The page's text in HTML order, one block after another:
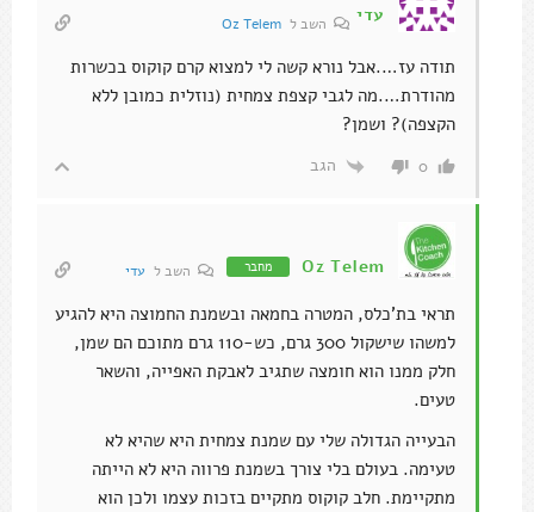
עדי השב לOz Telem
תודה עז….אבל נורא קשה לי למצוא קרם קוקוס בכשרות
מהודרת….מה לגבי קצפת צמחית (נוזלית כמובן ללא
הקצפה)? ושמן?
0 הגב
Oz Telem מחבר השב ל עדי
תראי בת'כלס, המטרה בחמאה ובשמנת החמוצה היא להגיע
למשהו שישקול 300 גרם, כש-110 גרם מתוכם הם שמן,
חלק ממנו הוא חומצה שתגיב לאבקת האפייה, והשאר
טעים.
הבעייה הגדולה שלי עם שמנת צמחית היא שהיא לא
טעימה. בעולם בלי צורך בשמנת פרווה היא לא הייתה
מתקיימת. חלב קוקוס מתקיים בזכות עצמו ולכן הוא